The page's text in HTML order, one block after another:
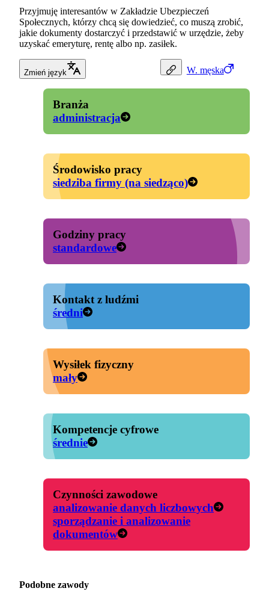
W. męska
Przyjmuję interesantów w Zakładzie Ubezpieczeń
Społecznych, którzy chcą się dowiedzieć, co muszą zrobić,
jakie dokumenty dostarczyć i przedstawić w urzędzie, żeby
uzyskać emeryturę, rentę albo np. zasiłek.
Zmień język
Branża
administracja
Środowisko pracy
siedziba firmy (na siedząco)
Godziny pracy
standardowe
Kontakt z ludźmi
średni
Wysiłek fizyczny
mały
Kompetencje cyfrowe
średnie
Czynności zawodowe
analizowanie danych liczbowych
sporządzanie i analizowanie
dokumentów
Podobne zawody